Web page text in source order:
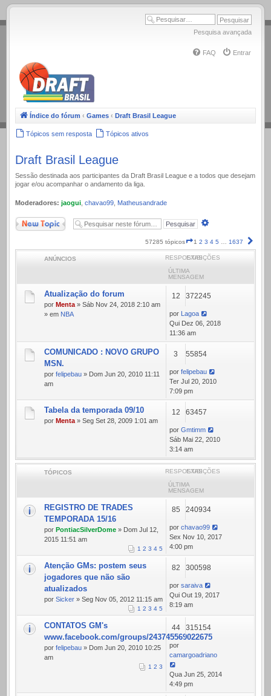
.
Pesquisa avançada
FAQ Entrar
Índice do fórum ‹ Games ‹ Draft Brasil League
Tópicos sem resposta Tópicos ativos
Draft Brasil League
Sessão destinada aos participantes da Draft Brasil League e a todos que desejam
jogar e/ou acompanhar o andamento da liga.
Moderadores: jaogui chavao99 Matheusandrade
Novo Tópico
57285 tópicos Página
1
de
1 2 3 4 5 … 1637
ANÚNCIOS RESPOSTASEXIBIÇÕES
ÚLTIMA
MENSAGEM
Atualização do forum
por Menta » Sáb Nov 24, 2018 2:10 am
» em NBA
12 372245
por
Lagoa
Qui Dez 06, 2018
11:36 am
COMUNICADO : NOVO GRUPO
MSN.
por felipebau » Dom Jun 20, 2010 11:11
am
3 55854
por felipebau
Ter Jul 20, 2010
7:09 pm
Tabela da temporada 09/10
por Menta » Seg Set 28, 2009 1:01 am
12 63457
por Gmtimm
Sáb Mai 22, 2010
3:14 am
TÓPICOS RESPOSTASEXIBIÇÕES
ÚLTIMA
MENSAGEM
REGISTRO DE TRADES
TEMPORADA 15/16
por PontiacSilverDome » Dom Jul 12,
2015 11:51 am
1 2 3 4 5
85 240934
por chavao99
Sex Nov 10, 2017
4:00 pm
Atenção GMs: postem seus
jogadores que não são
atualizados
por Sicker » Seg Nov 05, 2012 11:15 am
1 2 3 4 5
82 300598
por saraiva
Qui Out 19, 2017
8:19 am
CONTATOS GM's
www.facebook.com/groups/243745569022675
por felipebau » Dom Jun 20, 2010 10:25
am
1 2 3
44 315154
por
camargoadriano
Qua Jun 25, 2014
4:49 pm